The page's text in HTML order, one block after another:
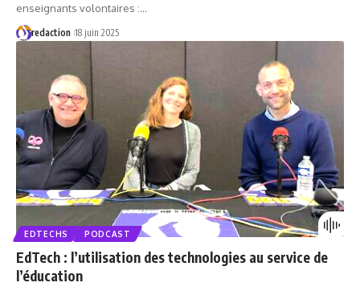
enseignants volontaires :…
redaction 18 juin 2025
EDTECHS PODCAST
EdTech : l’utilisation des technologies au service de
l’éducation